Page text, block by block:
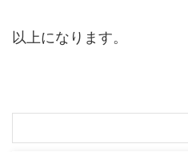
以上になります。